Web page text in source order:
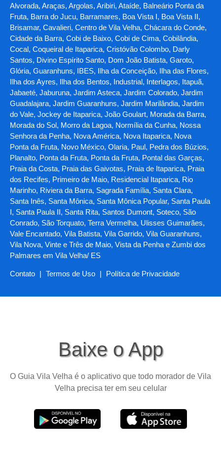
Alvorada, Araças, Argolas, Aribiri, Ataíde, Balneário Ponta da
Fruta, Barra do Jucu, Barramares, Boa Vista I, Boa Vista II,
Brisamar, Cavalieri, Centro de Vila Velha, Chácara do Conde,
Cidade da Barra, Cobi de Baixo, Cobi de Cima, Cobilândia,
Cocal, Coqueiral de Itaparica, Cristóvão Colombo, Darly
Santos, Divino Espírito Santo, Dom João Batista, Garoto,
Glória, Guaranhuns, IBES, Ilha da Conceição, Ilha das Flores,
Ilha dos Ayres, Ilha dos Bentos, Industrial, Interlagos, Itapuã,
Jabaeté, Jaburuna, Jardim Asteca, Jardim Colorado, Jardim
Guadalajara, Jardim Guaranhuns, Jardim Marilândia, Jardim
do Vale, Jockey de Itaparica, João Goulart, Morada da Barra,
Morada do Sol, Morro da Lagoa, Normília da Cunha, Nossa
Senhora da Penha, Nova América, Nova Itaparica, Nova
Ponta da Fruta, Novo México, Olaria, Paul, Pedra dos Búzios,
Planalto, Ponta da Fruta, Ponta da Fruta, Pontal das Garças,
Praia da Costa, Praia das Gaivotas, Praia de Itaparica, Praia
dos Recifes, Primeiro de Maio, Residencial Itaparica, Rio
Marinho, Riviera da Barra, Sagrada Família, Santa Clara,
Santa Inês, Santa Mônica, Santa Mônica Popular, Santa Paula
I, Santa Paula II, Santa Rita, Santos Dumont, Soteco, São
Conrado, São Torquato, Terra Vermelha, Ulisses Guimarães,
Vale Encantado, Vila Batista, Vila Garrido, Vila Guaranhuns,
Vila Nova, Vinte e Três de Maio, Vista da Penha e Zumbi dos
Palmares em Vila Velha/ ES
Contato | Termos de Uso | Política de Privacidade
Baixe o App
O Guia Vila Velha é o aplicativo que todo morador de Vila
Velha precisa ter em seu celular